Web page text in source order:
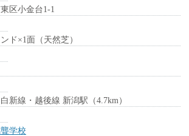
区小金台1-1
ド×1面（天然芝）
新線・越後線 新潟駅（4.7km）
学校